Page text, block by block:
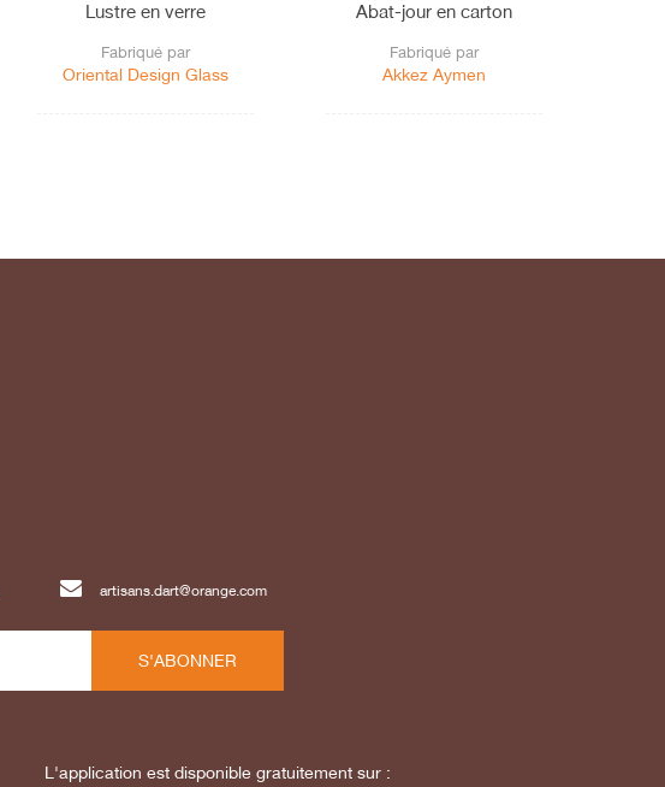
Lustre en verre
Fabriqué par
Oriental Design Glass
Abat-jour en carton
Fabriqué par
Akkez Aymen
artisans.dart@orange.com
S'ABONNER
L'application est disponible gratuitement sur :